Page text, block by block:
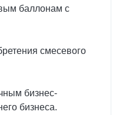
баллонам с
смесевого
бизнес-
бизнеса.